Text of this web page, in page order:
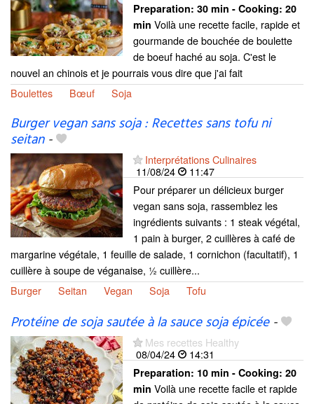
Preparation: 30 min - Cooking: 20
min Voilà une recette facile, rapide et
gourmande de bouchée de boulette
de boeuf haché au soja. C'est le
nouvel an chinois et je pourrais vous dire que j'ai fait
Boulettes
Bœuf Soja
Burger vegan sans soja : Recettes sans tofu ni
seitan-
Interprétations Culinaires
11/08/24
11:47
Pour préparer un délicieux burger
vegan sans soja, rassemblez les
ingrédients suivants : 1 steak végétal,
1 pain à burger, 2 cuillères à café de
margarine végétale, 1 feuille de salade, 1 cornichon (facultatif), 1
cuillère à soupe de véganaise, ½ cuillère...
Burger
Seitan Vegan Soja Tofu
Protéine de soja sautée à la sauce soja épicée-
Mes recettes Healthy
08/04/24
14:31
Preparation: 10 min - Cooking: 20
min Voilà une recette facile et rapide